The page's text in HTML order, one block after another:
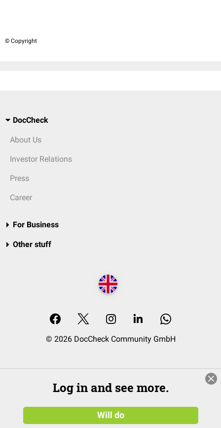
© Copyright
DocCheck
About Us
Investor Relations
Press
Career
For Business
Other stuff
© 2026 DocCheck Community GmbH
Log in and see more.
Will do